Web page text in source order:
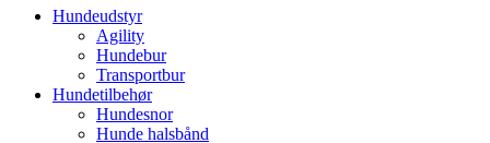
Hundeudstyr
Agility
Hundebur
Transportbur
Hundetilbehør
Hundesnor
Hunde halsbånd